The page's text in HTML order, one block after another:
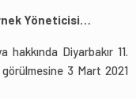
Yöneticisi…
Diyarbakır 11.
görülmesine 3 Mart 2021